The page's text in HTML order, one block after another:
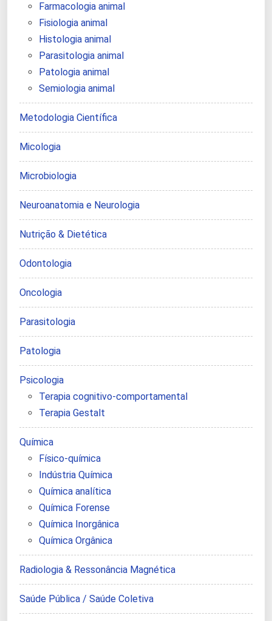
Farmacologia animal
Fisiologia animal
Histologia animal
Parasitologia animal
Patologia animal
Semiologia animal
Metodologia Científica
Micologia
Microbiologia
Neuroanatomia e Neurologia
Nutrição & Dietética
Odontologia
Oncologia
Parasitologia
Patologia
Psicologia
Terapia cognitivo-comportamental
Terapia Gestalt
Química
Físico-química
Indústria Química
Química analítica
Química Forense
Química Inorgânica
Química Orgânica
Radiologia & Ressonância Magnética
Saúde Pública / Saúde Coletiva